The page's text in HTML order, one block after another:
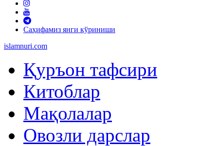
Саҳифамиз янги кўриниши
islamnuri.com
Қуръон тафсири
Китоблар
Мақолалар
Овозли дарслар